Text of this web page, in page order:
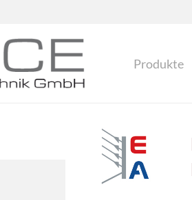
Produkte